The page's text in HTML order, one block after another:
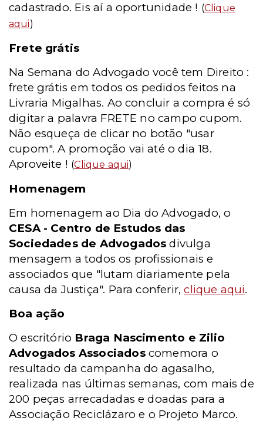
cadastrado. Eis aí a oportunidade ! (Clique
aqui)
Frete grátis
Na Semana do Advogado você tem Direito :
frete grátis em todos os pedidos feitos na
Livraria Migalhas. Ao concluir a compra é só
digitar a palavra FRETE no campo cupom.
Não esqueça de clicar no botão "usar
cupom". A promoção vai até o dia 18.
Aproveite ! (Clique aqui)
Homenagem
Em homenagem ao Dia do Advogado, o
CESA - Centro de Estudos das
Sociedades de Advogados divulga
mensagem a todos os profissionais e
associados que "lutam diariamente pela
causa da Justiça". Para conferir,clique aqui.
Boa ação
O escritório Braga Nascimento e Zilio
Advogados Associados comemora o
resultado da campanha do agasalho,
realizada nas últimas semanas, com mais de
200 peças arrecadadas e doadas para a
Associação Reciclázaro e o Projeto Marco.